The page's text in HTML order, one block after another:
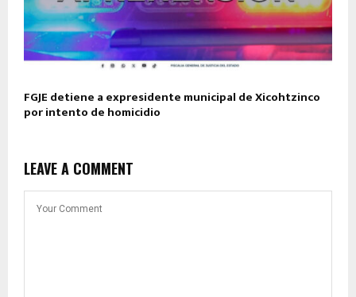
FGJE detiene a expresidente municipal de Xicohtzinco
por intento de homicidio
LEAVE A COMMENT